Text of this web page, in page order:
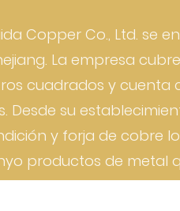
Copper Co., Ltd. se
La empresa
cuadrados y cuenta
Desde su
y forja de cobre
productos de metal
fabricación